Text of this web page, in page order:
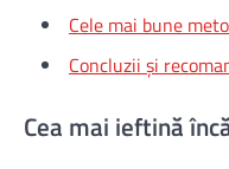
Cele mai bune
Concluzii și
Cea mai ieftină